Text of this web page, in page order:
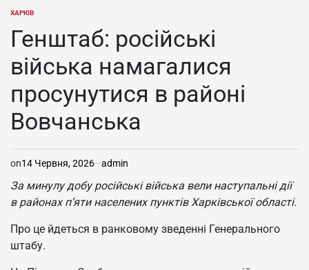
ОПУБЛІКУВАТИ
ХАРКІВ
Генштаб: російські
війська намагалися
просунутися в районі
Вовчанська
on14 Червня, 2026 admin
За минулу добу російські війська вели наступальні дії
в районах п’яти населених пунктів Харківської області.
Про це йдеться в ранковому зведенні Генерального
штабу.